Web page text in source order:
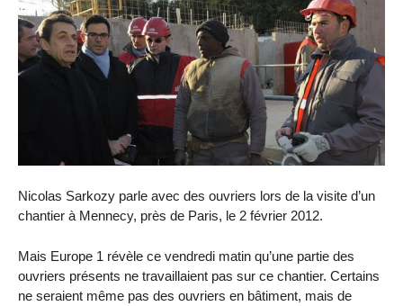
Nicolas Sarkozy parle avec des ouvriers lors de la visite d’un
chantier à Mennecy, près de Paris, le 2 février 2012.
Mais Europe 1 révèle ce vendredi matin qu’une partie des
ouvriers présents ne travaillaient pas sur ce chantier. Certains
ne seraient même pas des ouvriers en bâtiment, mais de